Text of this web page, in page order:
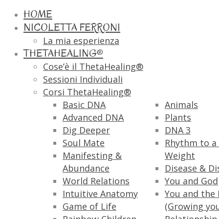
HOME
NICOLETTA FERRONI
La mia esperienza
THETAHEALING®
Cose’è il ThetaHealing®
Sessioni Individuali
Corsi ThetaHealing®
Basic DNA
Advanced DNA
Dig Deeper
Soul Mate
Manifesting &
Abundance
World Relations
Intuitive Anatomy
Game of Life
Animals
Plants
DNA 3
Rhythm to
Weight
Disease &
You and God
You and the
(Growing